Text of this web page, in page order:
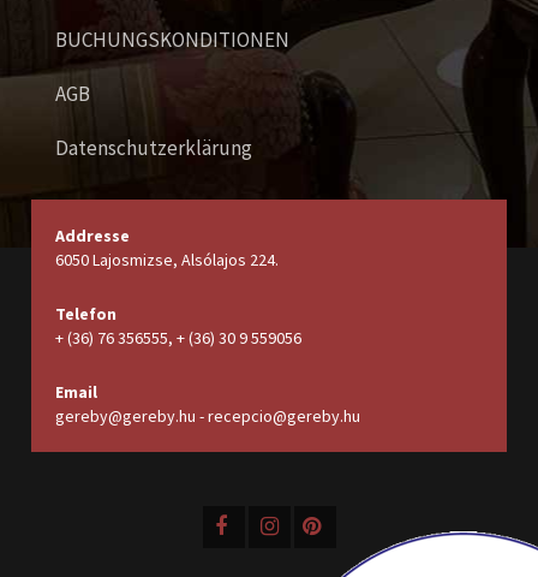
BUCHUNGSKONDITIONEN
AGB
Datenschutzerklärung
Addresse
6050 Lajosmizse, Alsólajos 224.
Telefon
+ (36) 76 356555, + (36) 30 9 559056
Email
gereby@gereby.hu - recepcio@gereby.hu